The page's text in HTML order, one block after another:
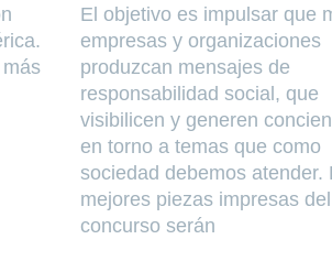
El objetivo es impulsar que
empresas y organizaciones
produzcan mensajes de
responsabilidad social, que
visibilicen y generen
en torno a temas que como
sociedad debemos atender.
mejores piezas impresas del
concurso serán